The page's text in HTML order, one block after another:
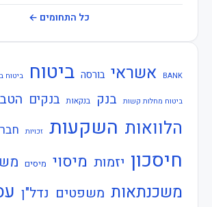
חוזרי בנק ישראל
חוזרי המפקח על הביטוח
חוזרי המפקח על הבנקים
חוזרי הפיקוח על הבנקים
חוזרי נגיד בנק ישראל
חיסכון
כל התחומים ←
BANK אשראי בורסה ביטוח ביטוח
ביטוח מחלות קשות בנק בנקאות בנקים
הלוואות השקעות זכויות
חיסכון יזמות מיסוי מיסים
משכנתאות משפטים נדל"ן